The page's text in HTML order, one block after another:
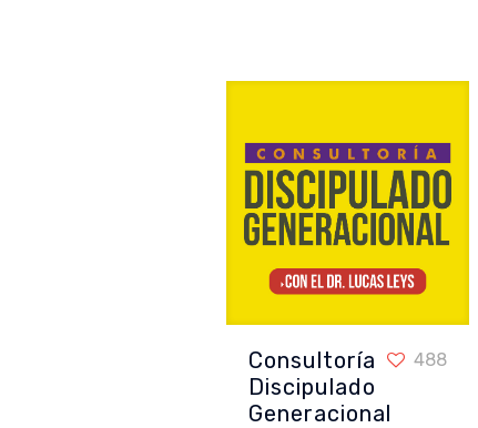
Consultoría Discipulado Generacional
Consultoría
Discipulado
Generacional
488